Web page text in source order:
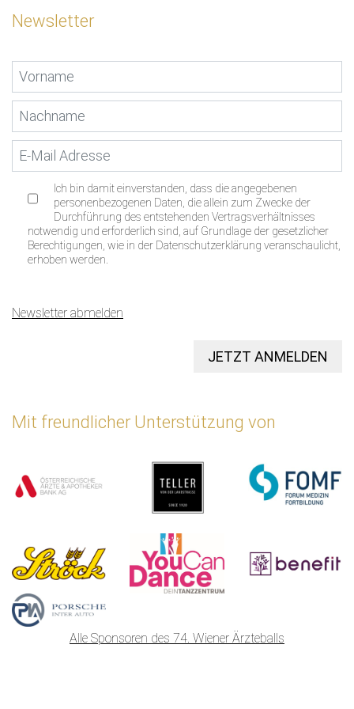
Newsletter
Ich bin damit einverstanden, dass die angegebenen
personenbezogenen Daten, die allein zum Zwecke der
Durchführung des entstehenden Vertragsverhältnisses
notwendig und erforderlich sind, auf Grundlage der gesetzlicher
Berechtigungen, wie in der Datenschutzerklärung veranschaulicht,
erhoben werden.
Newsletter abmelden
JETZT ANMELDEN
Mit freundlicher Unterstützung von
Alle Sponsoren des 74. Wiener Ärzteballs